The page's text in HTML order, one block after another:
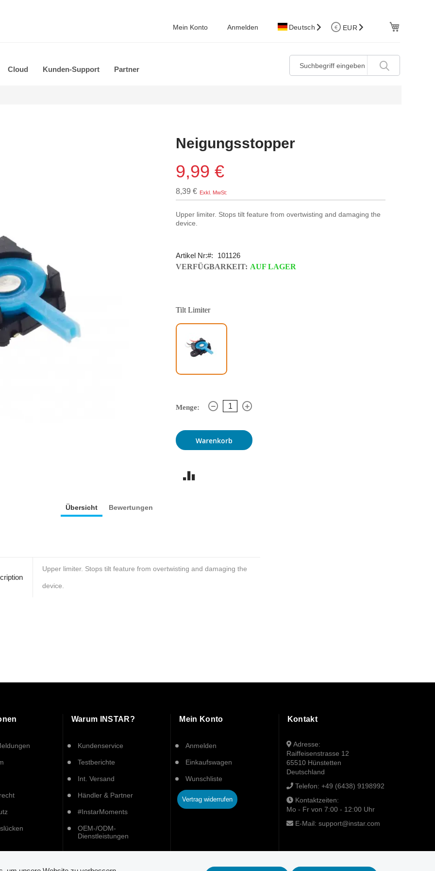
Mein Konto Anmelden Deutsch EUR
Cloud Kunden-Support Partner
Neigungsstopper
9,99 €
8,39 €
Upper limiter. Stops tilt feature from overtwisting and damaging the
device.
Artikel Nr:
101126
VERFÜGBARKEIT: AUF LAGER
Tilt Limiter
Menge:
Warenkorb
Übersicht
Upper limiter. Stops tilt feature from overtwisting and damaging the
device.
Bewertungen
Warum INSTAR?
Kundenservice
Testberichte
Int. Versand
Händler & Partner
#InstarMoments
OEM-/ODM-
Dienstleistungen
Mein Konto
Anmelden
Einkaufswagen
Wunschliste
Vertrag widerrufen
Kontakt
Adresse:
Raiffeisenstrasse 12
65510 Hünstetten
Deutschland
Telefon: +49 (6438) 9198992
Kontaktzeiten:
Mo - Fr von 7:00 - 12:00 Uhr
E-Mail: support@instar.com